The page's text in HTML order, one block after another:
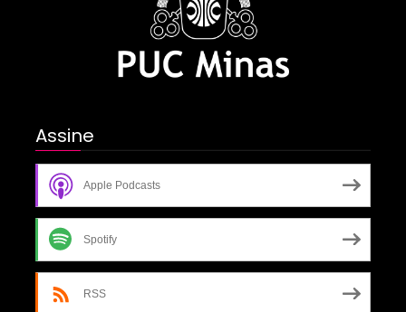
Assine
Apple Podcasts
Spotify
RSS